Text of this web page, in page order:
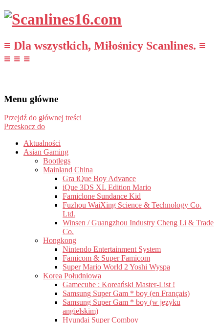
≡ Dla wszystkich, Miłośnicy Scanlines. ≡
≡ ≡ ≡
Menu główne
Przejdź do głównej treści
Przeskocz do
Aktualności
Asian Gaming
Bootlegs
Mainland China
Gra iQue Boy Advance
iQue 3DS XL Edition Mario
Famiclone Sundance Kid
Fuzhou WaiXing Science & Technology Co.
Ltd.
Winsen / Guangzhou Industry Cheng Li & Trade
Co.
Hongkong
Nintendo Entertainment System
Famicom & Super Famicom
Super Mario World 2 Yoshi Wyspa
Korea Południowa
Gamecube : Koreański Master-List !
Samsung Super Gam * boy (en Français)
Samsung Super Gam * boy (w języku
angielskim)
Hyundai Super Comboy